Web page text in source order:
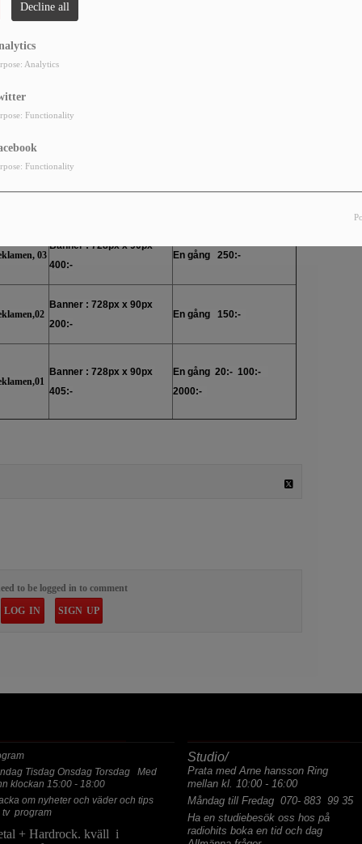
Decline all
Analytics
Functionality
Functionality
Banner : 728px x 90px
En gång 350:-
03
Banner : 728px x 90px
400:-
En gång 250:-
Banner : 728px x 90px
200:-
En gång 150:-
Banner : 728px x 90px
405:-
En gång 20:- 100:-
2000:-
to be logged in to comment
LOG IN
SIGN UP
Tisdag Onsdag Torsdag Med
klockan 15:00 - 18:00
om nyheter och väder och tips
tv program
+ Hardrock. kväll i
Studio/
Prata med Arne hansson Ring
mellan kl. 10:00 - 16:00
Måndag till Fredag 070- 883 99 35
Ha en studiebesök oss hos på
radiohits boka en tid och dag